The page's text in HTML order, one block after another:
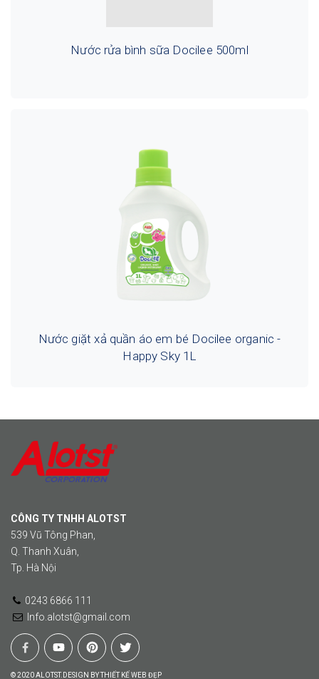
Nước rửa bình sữa Docilee 500ml
Nước giặt xả quần áo em bé Docilee organic -
Happy Sky 1L
CÔNG TY TNHH ALOTST
539 Vũ Tông Phan,
Q. Thanh Xuân,
Tp. Hà Nội
0243 6866 111
Info.alotst@gmail.com
©2020ALOTST.DESIGN BYTHIẾT KẾ WEB ĐẸP